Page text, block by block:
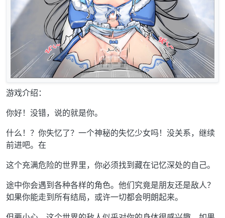
游戏介绍：
你好！没错，说的就是你。
什么！？你失忆了？一个神秘的失忆少女吗！没关系，继续
前进吧。在
这个充满危险的世界里，你必须找到藏在记忆深处的自己。
途中你会遇到各种各样的角色。他们究竟是朋友还是敌人？
如果你能走到所有结局，或许一切都会明朗起来。